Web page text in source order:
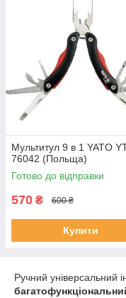
Мультитул 9 в 1 YATO
76042 (Польща)
Готово до відправки
570 ₴ 600 ₴
Купити
Ручний універсальний